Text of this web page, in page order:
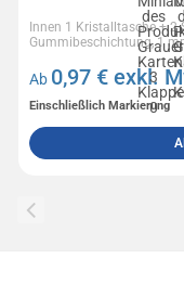
Innen 1 Kristalltasche + 2
Gummibeschichtung, 1
Ab 0,97 € exkl.
Einschließlich Markierung